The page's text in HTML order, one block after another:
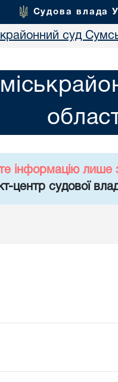
Судова влада
суд
інформацію лише
центр судової